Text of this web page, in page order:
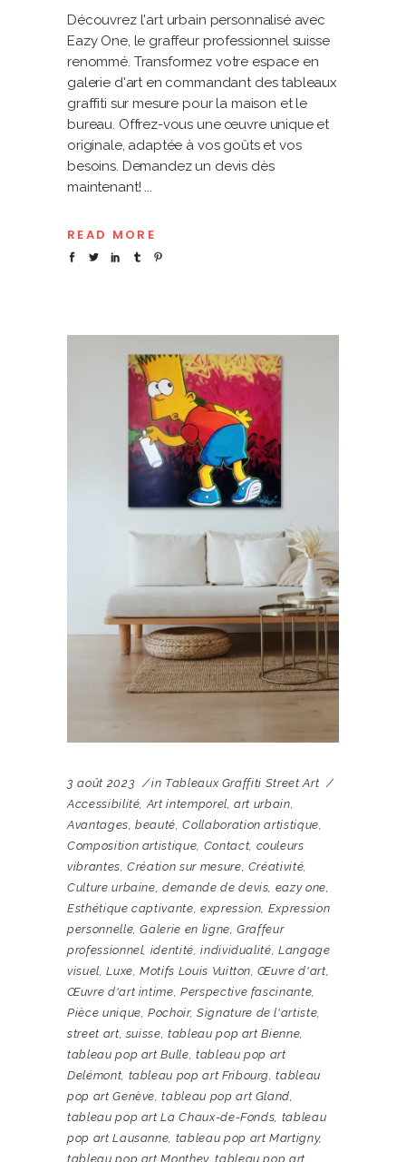
Découvrez l'art urbain personnalisé avec
Eazy One, le graffeur professionnel suisse
renommé. Transformez votre espace en
galerie d'art en commandant des tableaux
graffiti sur mesure pour la maison et le
bureau. Offrez-vous une œuvre unique et
originale, adaptée à vos goûts et vos
besoins. Demandez un devis dès
maintenant!
READ MORE
3 août 2023 in Tableaux Graffiti Street Art
Accessibilité,Art intemporel,art urbain,
Avantages,beauté,Collaboration artistique,
Composition artistique, Contact, couleurs
vibrantes,Création sur mesure, Créativité,
Culture urbaine,demande de devis, eazy one,
Esthétique captivante, expression, Expression
personnelle,Galerie en ligne,Graffeur
professionnel, identité,individualité,Langage
visuel,Luxe,Motifs Louis Vuitton,Œuvre d'art,
Œuvre d'art intime,Perspective fascinante,
Pièce unique,Pochoir, Signature de l'artiste,
street art, suisse,tableau pop art Bienne,
tableau pop art Bulle, tableau pop art
Delémont, tableau pop art Fribourg,tableau
pop art Genève,tableau pop art Gland,
tableau pop art La Chaux-de-Fonds, tableau
pop art Lausanne, tableau pop art Martigny,
tableau pop art Monthey,tableau pop art